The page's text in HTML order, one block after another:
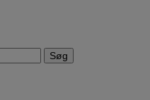
Søg